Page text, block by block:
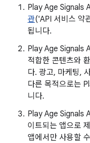
Play Age Signals
관('API 서비스 약
됩니다.
Play Age Signals
적합한 콘텐츠와
다. 광고, 마케팅,
다른 목적으로는
니다.
Play Age Signals
이트되는 앱으로
앱에서만 사용할